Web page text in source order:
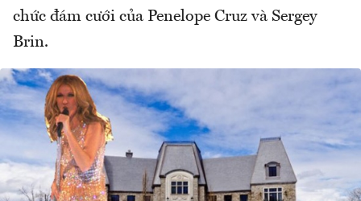
chức đám cưới của Penelope Cruz và Sergey
Brin.